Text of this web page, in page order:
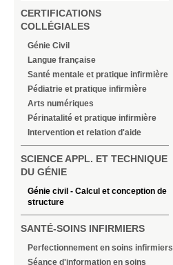
CERTIFICATIONS
COLLÉGIALES
Génie Civil
Langue française
Santé mentale et pratique infirmière
Pédiatrie et pratique infirmière
Arts numériques
Périnatalité et pratique infirmière
Intervention et relation d'aide
SCIENCE APPL. ET TECHNIQUE
DU GÉNIE
Génie civil - Calcul et conception de
structure
SANTÉ-SOINS INFIRMIERS
Perfectionnement en soins infirmiers
Séance d'information en soins